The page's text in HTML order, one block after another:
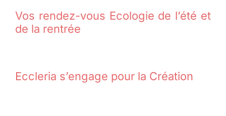
Vos rendez-vous Ecologie de l’été et
de la rentrée
Eccleria s’engage pour la Création